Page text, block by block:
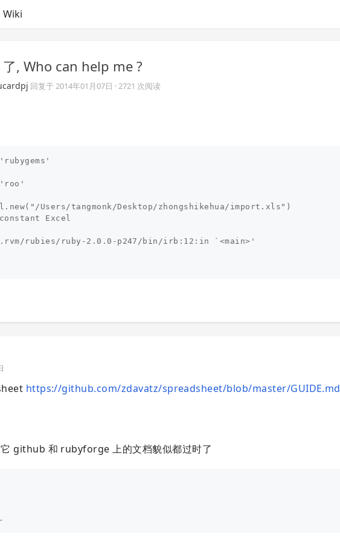
Wiki
了, Who can help me ?
回复于2014年01月07日 · 2721 次阅读
Users/tangmonk/Desktop/zhongshikehua/import.xls")
Excel
rubies/ruby-2.0.0-p247/bin/irb:12:in `<main>'
https://github.com/zdavatz/spreadsheet/blob/master/GUIDE.md
github 和 rubyforge 上的文档貌似都过时了